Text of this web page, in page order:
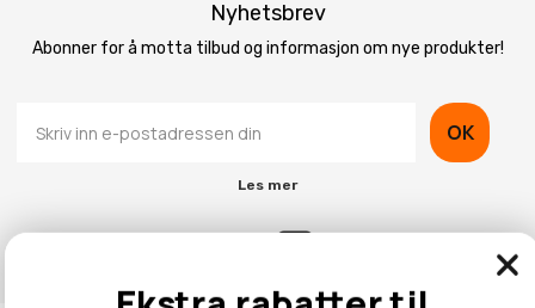
Nyhetsbrev
Abonner for å motta tilbud og informasjon om nye produkter!
OK
Les mer